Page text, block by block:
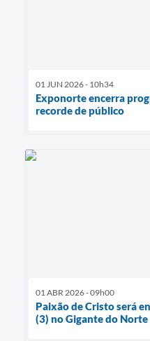
01 JUN 2026 - 10h34
Exponorte encerra
recorde de público
01 ABR 2026 - 09h00
Paixão de Cristo será
(3) no Gigante do